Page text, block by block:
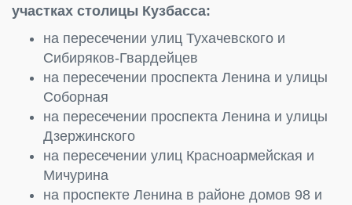
участках столицы Кузбасса:
на пересечении улиц Тухачевского и
Сибиряков-Гвардейцев
на пересечении проспекта Ленина и улицы
Соборная
на пересечении проспекта Ленина и улицы
Дзержинского
на пересечении улиц Красноармейская и
Мичурина
на проспекте Ленина в районе домов 98 и